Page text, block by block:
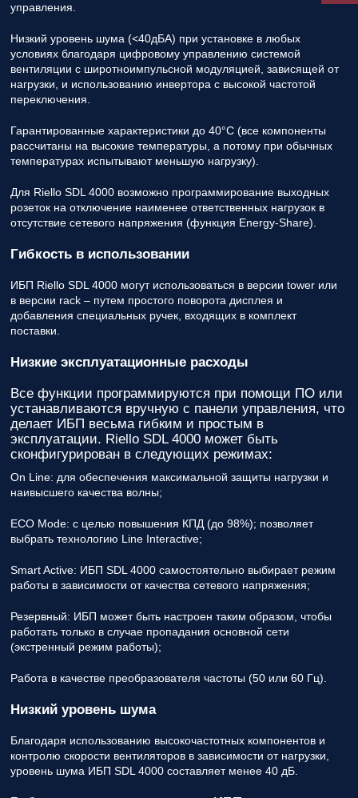
управления.
Низкий уровень шума (<40дБА) при установке в любых
условиях благодаря цифровому управлению системой
вентиляции с широтноимпульсной модуляцией, зависящей от
нагрузки, и использованию инвертора с высокой частотой
переключения.
Гарантированные характеристики до 40°C (все компоненты
рассчитаны на высокие температуры, а потому при обычных
температурах испытывают меньшую нагрузку).
Для Riello SDL 4000 возможно программирование выходных
розеток на отключение наименее ответственных нагрузок в
отсутствие сетевого напряжения (функция Energy-Share).
Гибкость в использовании
ИБП Riello SDL 4000 могут использоваться в версии tower или
в версии rack – путем простого поворота дисплея и
добавления специальных ручек, входящих в комплект
поставки.
Низкие эксплуатационные расходы
Все функции программируются при помощи ПО или
устанавливаются вручную с панели управления, что
делает ИБП весьма гибким и простым в
эксплуатации. Riello SDL 4000 может быть
сконфигурирован в следующих режимах:
On Line: для обеспечения максимальной защиты нагрузки и
наивысшего качества волны;
ECO Mode: с целью повышения КПД (до 98%); позволяет
выбрать технологию Line Interactive;
Smart Active: ИБП SDL 4000 самостоятельно выбирает режим
работы в зависимости от качества сетевого напряжения;
Резервный: ИБП может быть настроен таким образом, чтобы
работать только в случае пропадания основной сети
(экстренный режим работы);
Работа в качестве преобразователя частоты (50 или 60 Гц).
Низкий уровень шума
Благодаря использованию высокочастотных компонентов и
контролю скорости вентиляторов в зависимости от нагрузки,
уровень шума ИБП SDL 4000 составляет менее 40 дБ.